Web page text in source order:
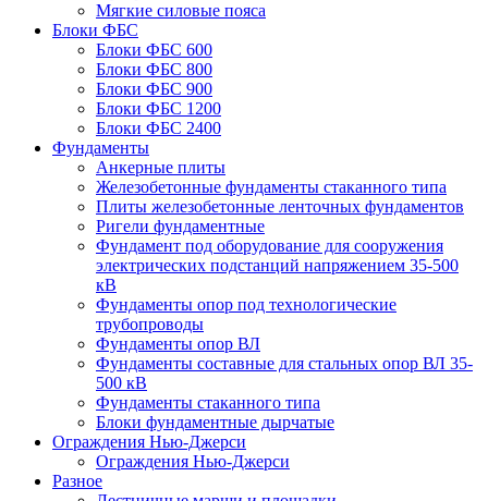
Мягкие силовые пояса
Блоки ФБС
Блоки ФБС 600
Блоки ФБС 800
Блоки ФБС 900
Блоки ФБС 1200
Блоки ФБС 2400
Фундаменты
Анкерные плиты
Железобетонные фундаменты стаканного типа
Плиты железобетонные ленточных фундаментов
Ригели фундаментные
Фундамент под оборудование для сооружения
электрических подстанций напряжением 35-500
кВ
Фундаменты опор под технологические
трубопроводы
Фундаменты опор ВЛ
Фундаменты составные для стальных опор ВЛ 35-
500 кВ
Фундаменты стаканного типа
Блоки фундаментные дырчатые
Ограждения Нью-Джерси
Ограждения Нью-Джерси
Разное